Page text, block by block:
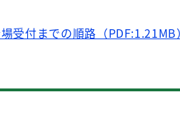
受付までの順路（PDF:1.21MB